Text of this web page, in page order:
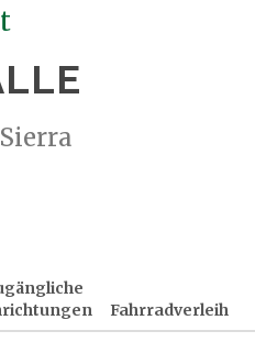
Fahrradverleih